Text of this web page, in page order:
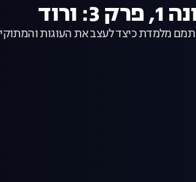
תמם מלמדת כיצד לעצב את העוגות